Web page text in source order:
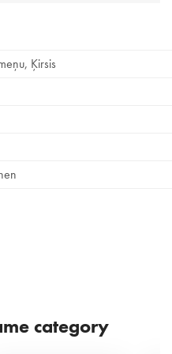
Ķirsis
category